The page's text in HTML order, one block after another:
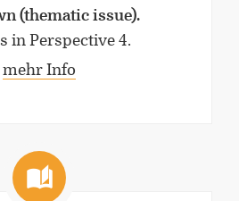
(thematic issue).
in Perspective 4.
mehr Info